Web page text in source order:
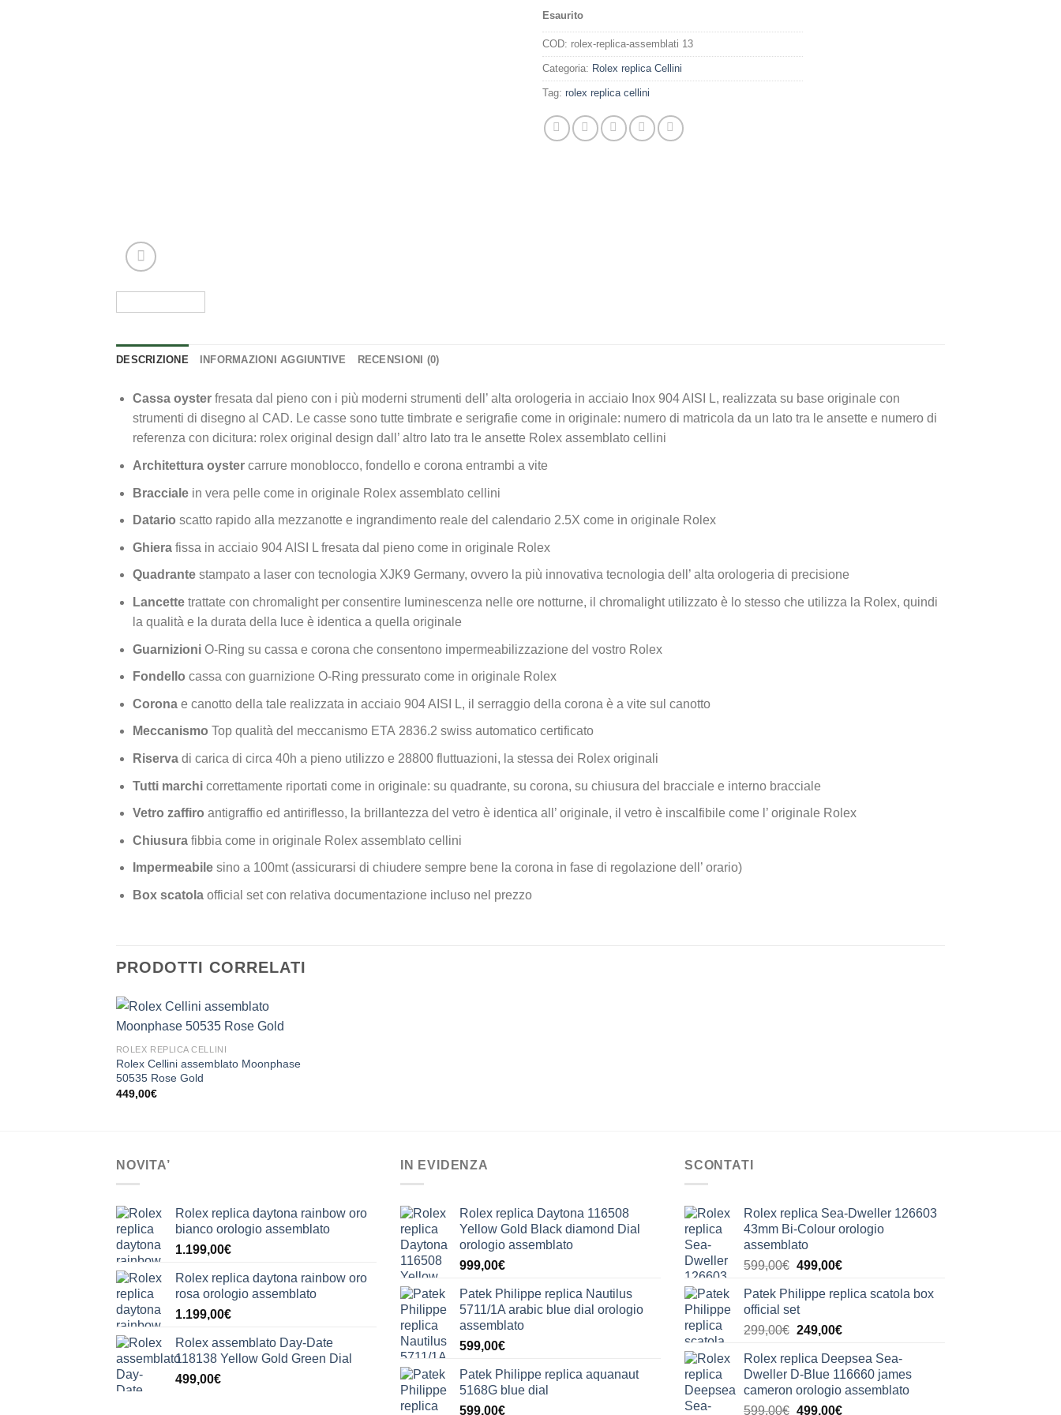
Esaurito
COD: rolex-replica-assemblati 13
Categoria: Rolex replica Cellini
Tag: rolex replica cellini
DESCRIZIONE INFORMAZIONI AGGIUNTIVE RECENSIONI (0)
Cassa oyster fresata dal pieno con i più moderni strumenti dell’ alta orologeria in acciaio Inox 904 AISI L, realizzata su base originale con
strumenti di disegno al CAD. Le casse sono tutte timbrate e serigrafie come in originale: numero di matricola da un lato tra le ansette e numero di
referenza con dicitura: rolex original design dall’ altro lato tra le ansette Rolex assemblato cellini
Architettura oyster carrure monoblocco, fondello e corona entrambi a vite
Braccialein vera pelle come in originale Rolex assemblato cellini
Datario scatto rapido alla mezzanotte e ingrandimento reale del calendario 2.5X come in originale Rolex
Ghierafissa in acciaio 904 AISI L fresata dal pieno come in originale Rolex
Quadrantestampato a laser con tecnologia XJK9 Germany, ovvero la più innovativa tecnologia dell’ alta orologeria di precisione
Lancettetrattate con chromalight per consentire luminescenza nelle ore notturne, il chromalight utilizzato è lo stesso che utilizza la Rolex, quindi
la qualità e la durata della luce è identica a quella originale
GuarnizioniO-Ring su cassa e corona che consentono impermeabilizzazione del vostro Rolex
Fondello cassa con guarnizione O-Ring pressurato come in originale Rolex
Coronae canotto della tale realizzata in acciaio 904 AISI L, il serraggio della corona è a vite sul canotto
Meccanismo Top qualità del meccanismo ETA 2836.2 swiss automatico certificato
Riservadi carica di circa 40h a pieno utilizzo e 28800 fluttuazioni, la stessa dei Rolex originali
Tutti marchi correttamente riportati come in originale: su quadrante, su corona, su chiusura del bracciale e interno bracciale
Vetro zaffiro antigraffio ed antiriflesso, la brillantezza del vetro è identica all’ originale, il vetro è inscalfibile come l’ originale Rolex
Chiusurafibbia come in originale Rolex assemblato cellini
Impermeabilesino a 100mt (assicurarsi di chiudere sempre bene la corona in fase di regolazione dell’ orario)
Box scatolaofficial set con relativa documentazione incluso nel prezzo
PRODOTTI CORRELATI
ROLEX REPLICA CELLINI
Rolex Cellini assemblato Moonphase
50535 Rose Gold
449,00€
NOVITA’
Rolex replica daytona rainbow oro
bianco orologio assemblato
1.199,00€
Rolex replica daytona rainbow oro
rosa orologio assemblato
1.199,00€
Rolex assemblato Day-Date
118138 Yellow Gold Green Dial
499,00€
IN EVIDENZA
Rolex replica Daytona 116508
Yellow Gold Black diamond Dial
orologio assemblato
999,00€
Patek Philippe replica Nautilus
5711/1A arabic blue dial orologio
assemblato
599,00€
Patek Philippe replica aquanaut
5168G blue dial
599,00€
SCONTATI
Rolex replica Sea-Dweller 126603
43mm Bi-Colour orologio
assemblato
599,00€ Il
originale
era:
599,00€.
499,00€Il
attuale
499,00€.
Patek Philippe replica scatola box
official set
299,00€ Il
originale
era:
299,00€.
249,00€Il
attuale
è:
249,00€.
Rolex replica Deepsea Sea-
Dweller D-Blue 116660 james
cameron orologio assemblato
599,00€ Il
499,00€Il